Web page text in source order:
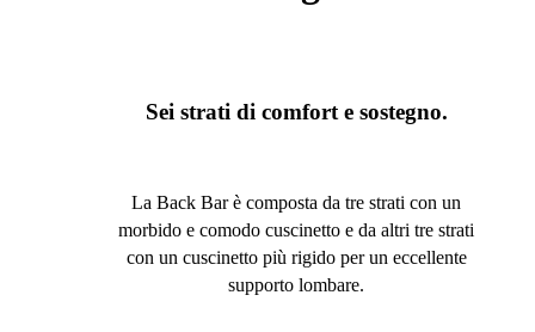
Sei strati di comfort e sostegno.
La Back Bar è composta da tre strati con un
morbido e comodo cuscinetto e da altri tre strati
con un cuscinetto più rigido per un eccellente
supporto lombare.